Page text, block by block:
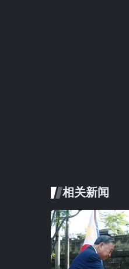
相关新闻